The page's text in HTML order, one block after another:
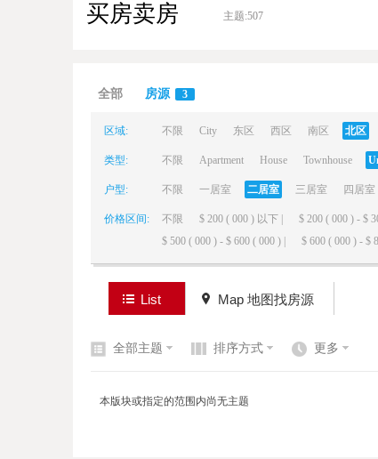
买房卖房 主题:507
全部 房源 3
区域: 不限 City 东区 西区 南区 北区
类型: 不限 Apartment House Townhouse
户型: 不限 一居室 二居室 三居室 四居室
价格区间: 不限 $ 200 ( 000 ) 以下 | $ 200 ( 000 ) - $
$ 500 ( 000 ) - $ 600 ( 000 ) |
$ 600 ( 000 ) - $
List Map 地图找房源
全部主题 排序方式 更多
本版块或指定的范围内尚无主题